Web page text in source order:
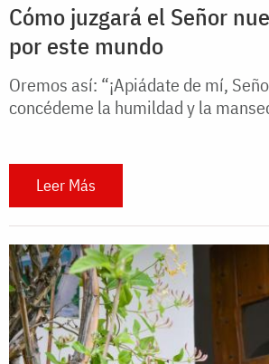
Cómo juzgará el Señor
por este mundo
Oremos así: “¡Apiádate de mí,
concédeme la humildad y la
Leer Más